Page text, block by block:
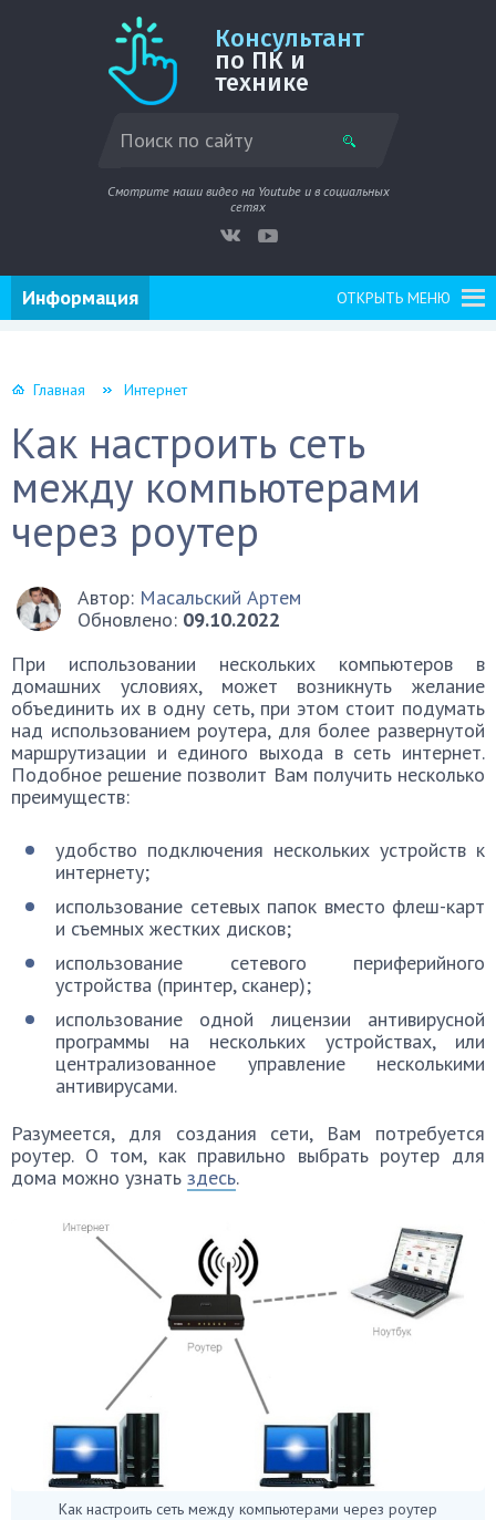
Консультант
по ПК и
технике
Смотрите наши видео на Youtube и в социальных
сетях
ОТКРЫТЬ МЕНЮ
Информация
Главная Интернет
Как настроить сеть
между компьютерами
через роутер
Автор: Масальский Артем
Обновлено: 09.10.2022
При использовании нескольких компьютеров в
домашних условиях, может возникнуть желание
объединить их в одну сеть, при этом стоит подумать
над использованием роутера, для более развернутой
маршрутизации и единого выхода в сеть интернет.
Подобное решение позволит Вам получить несколько
преимуществ:
удобство подключения нескольких устройств к
интернету;
использование сетевых папок вместо флеш-карт
и съемных жестких дисков;
использование сетевого периферийного
устройства (принтер, сканер);
использование одной лицензии антивирусной
программы на нескольких устройствах, или
централизованное управление несколькими
антивирусами.
Разумеется, для создания сети, Вам потребуется
роутер. О том, как правильно выбрать роутер для
дома можно узнать здесь.
Как настроить сеть между компьютерами через роутер